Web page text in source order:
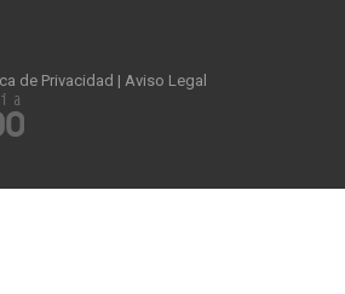
de Privacidad | Aviso Legal